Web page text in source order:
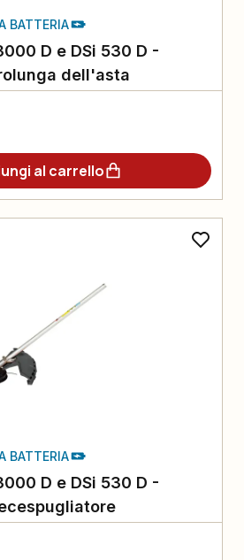
BATTERIA
D e DSi 530 D -
dell'asta
al carrello
BATTERIA
D e DSi 530 D -